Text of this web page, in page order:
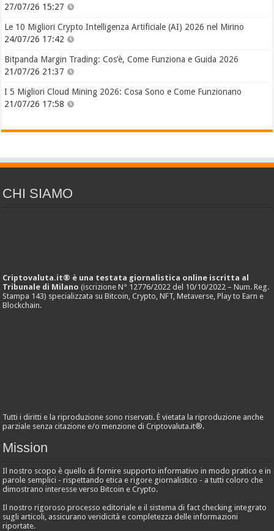
27/07/26 15:27
Le 10 Migliori Crypto Intelligenza Artificiale (AI) 2026 nel Mirino
24/07/26 17:42
Bitpanda Margin Trading: Cos’è, Come Funziona e Guida 2026
21/07/26 21:37
I 5 Migliori Cloud Mining 2026: Cosa Sono e Come Funzionano
21/07/26 17:58
CHI SIAMO
Criptovaluta.it® è una testata giornalistica online iscritta al
Tribunale di Milano (iscrizione N° 12776/2022 del 10/10/2022 – Num. Reg.
Stampa 143) specializzata su Bitcoin, Crypto, NFT, Metaverse, Play to Earn e
Blockchain.
Tutti i diritti e la riproduzione sono riservati. È vietata la riproduzione anche
parziale senza citazione e/o menzione di Criptovaluta.it®.
Mission
Il nostro scopo è quello di fornire supporto informativo in modo pratico e in
parole semplici - rispettando etica e rigore giornalistico - a tutti coloro che
dimostrano interesse verso Bitcoin e Crypto.
Il nostro rigoroso processo editoriale e il sistema di fact checking integrato
sugli articoli, assicurano veridicità e completezza delle informazioni
riportate.